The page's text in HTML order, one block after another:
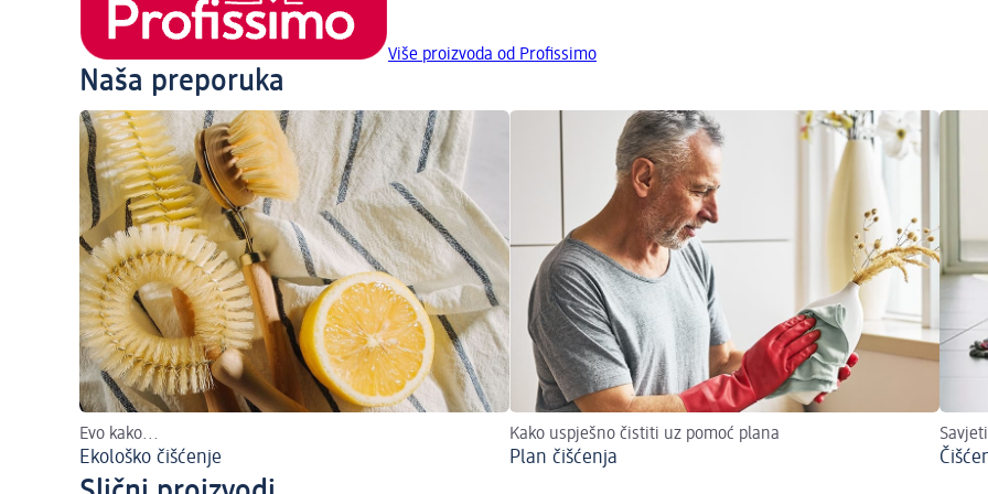
Više proizvoda od Profissimo
Naša preporuka
Evo kako...
Ekološko čišćenje
Kako uspješno čistiti uz pomoć plana
Plan čišćenja